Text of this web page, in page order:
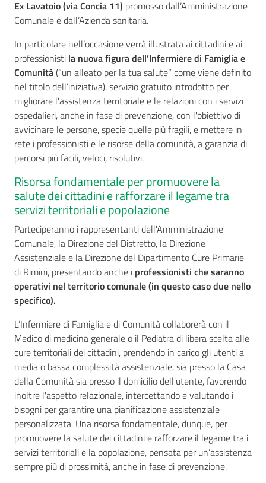
Seguici
Ex Lavatoio (via Concia 11) promosso dall’Amministrazione
Comunale e dall’Azienda sanitaria.
In particolare nell’occasione verrà illustrata ai cittadini e ai
professionisti la nuova figura dell’Infermiere di Famiglia e
Comunità(“un alleato per la tua salute” come viene definito
nel titolo dell’iniziativa), servizio gratuito introdotto per
migliorare l'assistenza territoriale e le relazioni con i servizi
ospedalieri, anche in fase di prevenzione, con l'obiettivo di
avvicinare le persone, specie quelle più fragili, e mettere in
rete i professionisti e le risorse della comunità, a garanzia di
percorsi più facili, veloci, risolutivi.
Risorsa fondamentale per promuovere la
salute dei cittadini e rafforzare il legame tra
servizi territoriali e popolazione
Parteciperanno i rappresentanti dell'Amministrazione
Comunale, la Direzione del Distretto, la Direzione
Assistenziale e la Direzione del Dipartimento Cure Primarie
di Rimini, presentando anche i professionisti che saranno
operativi nel territorio comunale (in questo caso due nello
specifico).
L’Infermiere di Famiglia e di Comunità collaborerà con il
Medico di medicina generale o il Pediatra di libera scelta alle
cure territoriali dei cittadini, prendendo in carico gli utenti a
media o bassa complessità assistenziale, sia presso la Casa
della Comunità sia presso il domicilio dell'utente, favorendo
inoltre l'aspetto relazionale, intercettando e valutando i
bisogni per garantire una pianificazione assistenziale
personalizzata. Una risorsa fondamentale, dunque, per
promuovere la salute dei cittadini e rafforzare il legame tra i
servizi territoriali e la popolazione, pensata per un’assistenza
sempre più di prossimità, anche in fase di prevenzione.